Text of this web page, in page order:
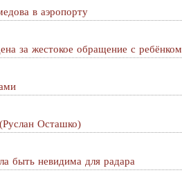
в аэропорту
за жестокое обращение с ребёнком
Осташко)
быть невидима для радара